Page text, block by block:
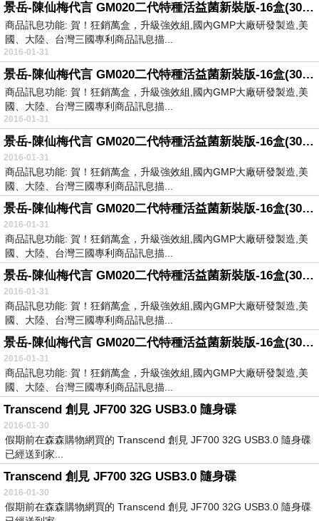
景岳-陳仙梅代言 GM020二代特種活益菌新裝版-16盒(30粒-盒)
商品訊息功能: 賀！狂銷萬盒，升級強效組,國內GMP大廠研發製造,美
國、大陸、台灣三國專利商品訊息描...
2016-01-31
景岳-陳仙梅代言 GM020二代特種活益菌新裝版-16盒(30粒-盒)
商品訊息功能: 賀！狂銷萬盒，升級強效組,國內GMP大廠研發製造,美
國、大陸、台灣三國專利商品訊息描...
2016-01-31
景岳-陳仙梅代言 GM020二代特種活益菌新裝版-16盒(30粒-盒)
2016-01-31
商品訊息功能: 賀！狂銷萬盒，升級強效組,國內GMP大廠研發製造,美
國、大陸、台灣三國專利商品訊息描...
景岳-陳仙梅代言 GM020二代特種活益菌新裝版-16盒(30粒-盒)
2016-01-31
商品訊息功能: 賀！狂銷萬盒，升級強效組,國內GMP大廠研發製造,美
國、大陸、台灣三國專利商品訊息描...
景岳-陳仙梅代言 GM020二代特種活益菌新裝版-16盒(30粒-盒)
2016-01-31
商品訊息功能: 賀！狂銷萬盒，升級強效組,國內GMP大廠研發製造,美
國、大陸、台灣三國專利商品訊息描...
景岳-陳仙梅代言 GM020二代特種活益菌新裝版-16盒(30粒-盒)
2016-01-31
商品訊息功能: 賀！狂銷萬盒，升級強效組,國內GMP大廠研發製造,美
國、大陸、台灣三國專利商品訊息描...
Transcend 創見 JF700 32G USB3.0 隨身碟
2016-01-30
假期前在森森購物網買的 Transcend 創見 JF700 32G USB3.0 隨身碟
已經送到家...
Transcend 創見 JF700 32G USB3.0 隨身碟
2016-01-30
假期前在森森購物網買的 Transcend 創見 JF700 32G USB3.0 隨身碟